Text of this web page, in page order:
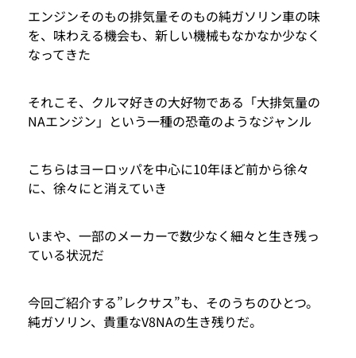
エンジンそのもの排気量そのもの純ガソリン車の味
を、味わえる機会も、新しい機械もなかなか少なく
なってきた
それこそ、クルマ好きの大好物である「大排気量の
NAエンジン」という一種の恐竜のようなジャンル
こちらはヨーロッパを中心に10年ほど前から徐々
に、徐々にと消えていき
いまや、一部のメーカーで数少なく細々と生き残っ
ている状況だ
今回ご紹介する”レクサス”も、そのうちのひとつ。
純ガソリン、貴重なV8NAの生き残りだ。